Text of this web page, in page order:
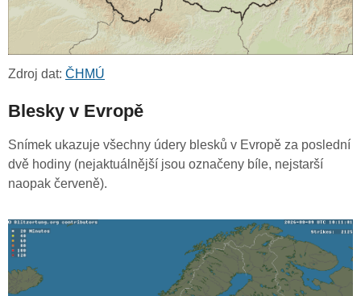
Zdroj dat: ČHMÚ
Blesky v Evropě
Snímek ukazuje všechny údery blesků v Evropě za poslední
dvě hodiny (nejaktuálnější jsou označeny bíle, nejstarší
naopak červeně).